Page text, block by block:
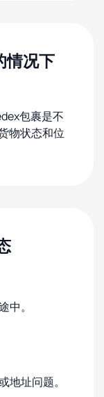
情况下
包裹是不
物状态和位
中。
地址问题。